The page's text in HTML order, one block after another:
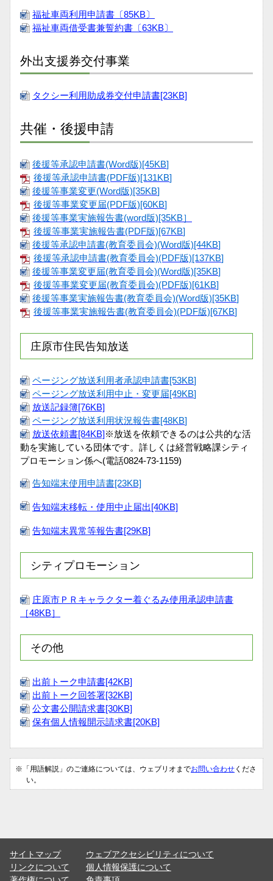
福祉車両利用申請書〔85KB〕
福祉車両借受書兼誓約書〔63KB〕
外出支援券交付事業
タクシー利用助成券交付申請書[23KB]
共催・後援申請
後援等承認申請書(Word版)[45KB]
後援等承認申請書(PDF版)[131KB]
後援等事業変更(Word版)[35KB]
後援等事業変更届(PDF版)[60KB]
後援等事業実施報告書(word版)[35KB］
後援等事業実施報告書(PDF版)[67KB]
後援等承認申請書(教育委員会)(Word版)[44KB]
後援等承認申請書(教育委員会)(PDF版)[137KB]
後援等事業変更届(教育委員会)(Word版)[35KB]
後援等事業変更届(教育委員会)(PDF版)[61KB]
後援等事業実施報告書(教育委員会)(Word版)[35KB]
後援等事業実施報告書(教育委員会)(PDF版)[67KB]
庄原市住民告知放送
ページング放送利用者承認申請書[53KB]
ページング放送利用中止・変更届[49KB]
放送記録簿[76KB]
ページング放送利用状況報告書[48KB]
放送依頼書[84KB]※放送を依頼できるのは公共的な活
動を実施している団体です。詳しくは経営戦略課シティ
プロモーション係へ(電話0824-73-1159)
告知端末使用申請書[23KB]
告知端末移転・使用中止届出[40KB]
告知端末異常等報告書[29KB]
シティプロモーション
庄原市ＰＲキャラクター着ぐるみ使用承認申請書
［48KB］
その他
出前トーク申請書[42KB]
出前トーク回答署[32KB]
公文書公開請求書[30KB]
保有個人情報開示請求書[20KB]
※「用語解説」のご連絡については、ウェブリオまでお問い合わせ くださ
い。
サイトマップ
ウェブアクセシビリティについて
リンクについて
個人情報保護について